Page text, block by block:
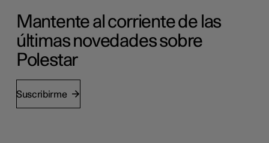
Mantente al corriente de las
últimas novedades sobre
Polestar
Suscribirme